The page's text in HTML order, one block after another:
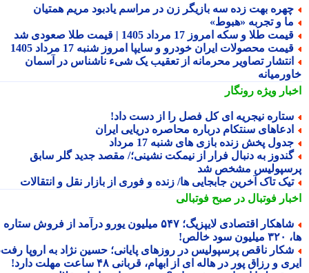
بهت زده سه بازیگر زن در مراسم یادبود مریم همتیان
و تجربه «هبوط»
طلا و سکه امروز 17 مرداد 1405 | قیمت طلا صعودی شد
محصولات ایران خودرو و سایپا امروز شنبه 17 مرداد 1405
تصاویر محرمانه از تعقیب یک شیء ناشناس در آسمان
ویژهرونگار
نیجریه ای کل فصل را از دست داد!
سنتکام درباره محاصره دریایی ایران
پخش زنده بازی های شنبه 17 مرداد
به دنبال فرار از نیمکت نشینی؛/ مقصد جدید گلر سابق
مشخص شد
تاک آخرین جابجایی ها/ زنده و فوری از بازار نقل و انتقالات
فوتبال در صبح فوتبالی
شاهکار اقتصادی لایپزیگ؛ ۵۴۷ میلیون یورو درآمد از فروش ستاره
ناقص پرسپولیس در روزهای پایانی؛ حسین نژاد به اروپا رفت،
و رزاق پور در هاله ای از ابهام، قربانی ۴۸ ساعت مهلت دارد!